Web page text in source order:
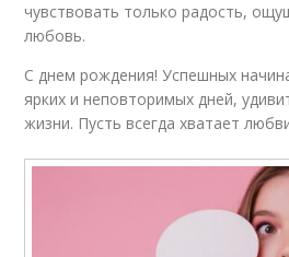
чувствовать только радость,
любовь.
С днем рождения! Успешных
ярких и неповторимых дней,
жизни. Пусть всегда хватает